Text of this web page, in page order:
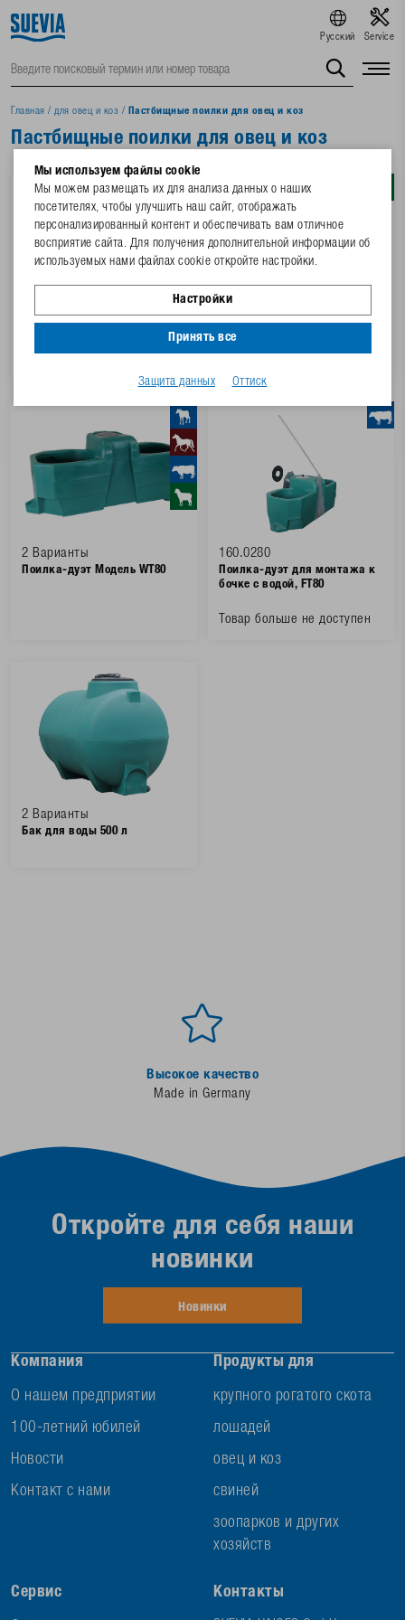
Русский Service
Главная / для овец и коз / Пастбищные поилки для овец и коз
Пастбищные поилки для овец и коз
2 Варианты 2 Варианты
Поилка-ванна Модель WT30
2 Варианты
Поилка-дуэт Модель WT80
160.0280
Поилка-дуэт для монтажа к
бочке с водой, FT80
Товар больше не доступен
2 Варианты
Бак для воды 500 л
Высокое качество
Made in Germany
Компания
О нашем предприятии
100-летний юбилей
Новости
Контакт с нами
Продукты для
крупного рогатого скота
лошадей
овец и коз
свиней
зоопарков и других
хозяйств
Сервис Контакты
Откройте для себя наши
новинки
Новинки
Мы используем файлы cookie
Мы можем размещать их для анализа данных о наших
посетителях, чтобы улучшить наш сайт, отображать
персонализированный контент и обеспечивать вам отличное
восприятие сайта. Для получения дополнительной информации об
используемых нами файлах cookie откройте настройки.
Настройки
Принять все
Защита данных Оттиск